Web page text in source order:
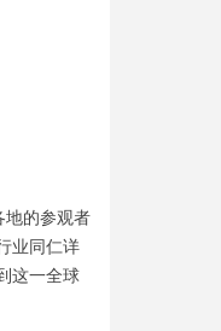
地的参观者
业同仁详
这一全球